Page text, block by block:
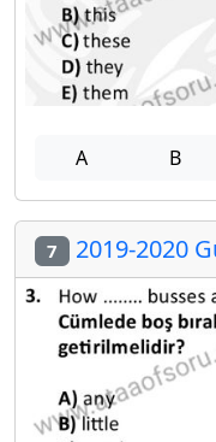
A B
7 2019-2020